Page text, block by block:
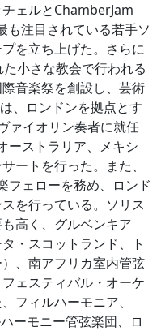
ェルとChamberJam
も注目されている若手ソ
を立ち上げた。さらに
小さな教会で行われる
音楽祭を創設し、芸術
、ロンドンを拠点とす
ァイオリン奏者に就任
ーストラリア、メキシ
ートを行った。また、
フェローを務め、ロンド
を行っている。ソリス
高く、グルベンキア
・スコットランド、ト
、南アフリカ室内管弦
ェスティバル・オーケ
フィルハーモニア、
ーモニー管弦楽団、ロ